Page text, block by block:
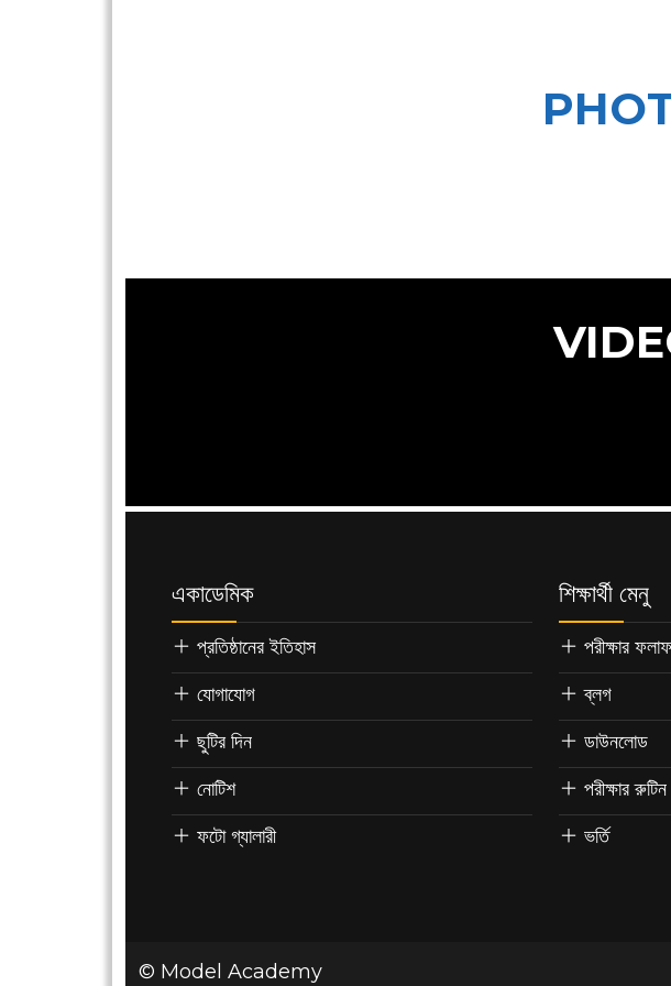
একাডেমিক
প্রতিষ্ঠানের ইতিহাস
যোগাযোগ
ছুটির দিন
নোটিশ
ফটো গ্যালারী
শিক্ষার্থী মেনু
পরীক্ষার
ব্লগ
ডাউনলোড
পরীক্ষার রুটিন
ভর্তি
© Model Academy